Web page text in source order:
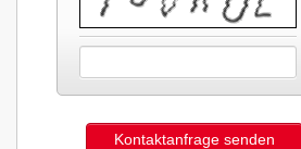
Kontaktanfrage senden